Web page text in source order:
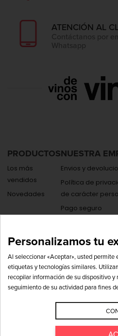
ATENCIÓN AL
Contáctanos por
Whatsapp
POLÍTICA DE
PRODUCTOS
Los más
vendidos
Novedades
NUESTRA
Envios y
Política de
de carácter
Pago seguro
Mapa del sitio
Código ético y
Personalizamos tu
Al seleccionar «Aceptar», usted permite
etiquetas y tecnologías similares.
recopilar información de su dispositivo y
seguimiento de su actividad para fines
permiso podemos compartir esta
publicitarios de redes sociales como
fines de marketing. Visite nuestro Aviso